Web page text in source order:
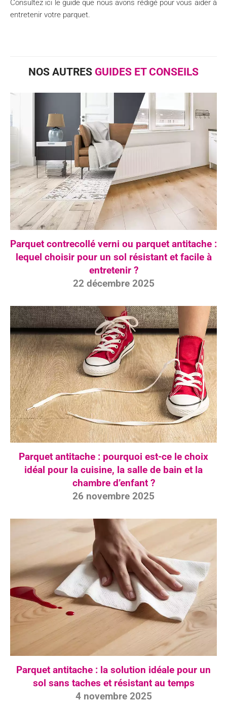
Consultez ici le guide que nous avons rédigé pour vous aider à
entretenir votre parquet.
NOS AUTRES GUIDES ET CONSEILS
Parquet contrecollé verni ou parquet antitache :
lequel choisir pour un sol résistant et facile à
entretenir ?
22 décembre 2025
Parquet antitache : pourquoi est-ce le choix
idéal pour la cuisine, la salle de bain et la
chambre d’enfant ?
26 novembre 2025
Parquet antitache : la solution idéale pour un
sol sans taches et résistant au temps
4 novembre 2025